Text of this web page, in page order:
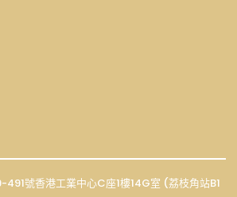
號香港工業中心C座1樓14G室 (荔枝角站B1